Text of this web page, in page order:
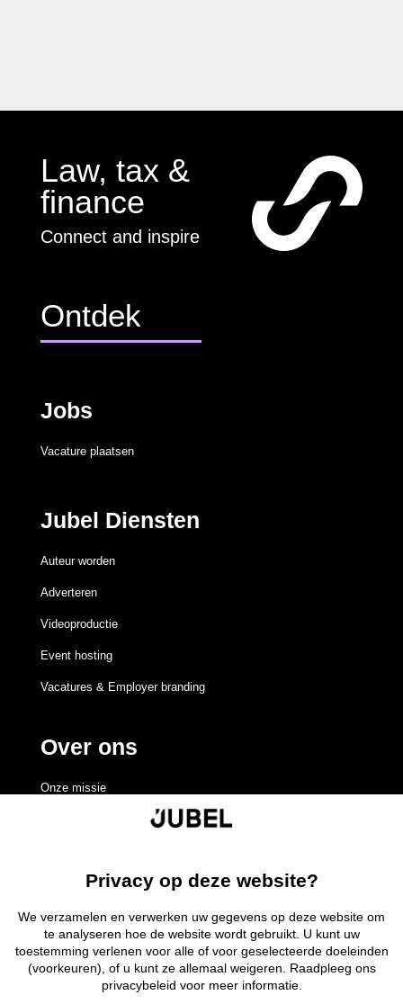
Law, tax &
finance
Connect and inspire
Ontdek
Jobs
Vacature plaatsen
Jubel Diensten
Auteur worden
Adverteren
Videoproductie
Event hosting
Vacatures & Employer branding
Over ons
Onze missie
Volgen Volgen
Volgen Volgen